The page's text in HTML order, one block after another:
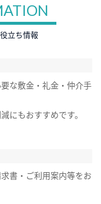
立ち情報
な敷金・礼金・仲介手
にもおすすめです。
書・ご利用案内等をお